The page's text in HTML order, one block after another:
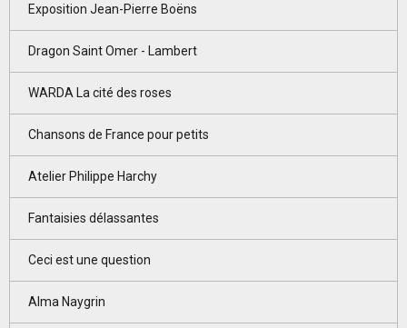
Exposition Jean-Pierre Boëns
Dragon Saint Omer - Lambert
WARDA La cité des roses
Chansons de France pour petits
Atelier Philippe Harchy
Fantaisies délassantes
Ceci est une question
Alma Naygrin